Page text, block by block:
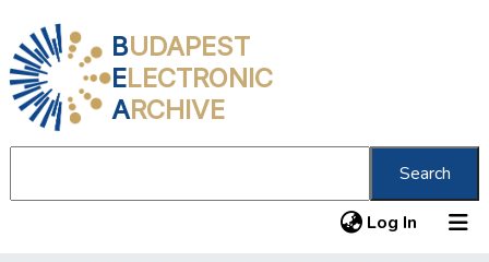
BUDAPEST
ELECTRONIC
ARCHIVE
Search
Log In (current)